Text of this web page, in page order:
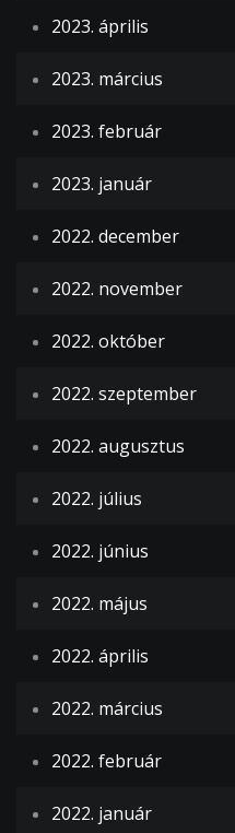
2023. április
2023. március
2023. február
2023. január
2022. december
2022. november
2022. október
2022. szeptember
2022. augusztus
2022. július
2022. június
2022. május
2022. április
2022. március
2022. február
2022. január